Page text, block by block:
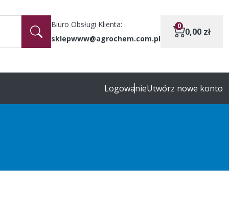
Biuro Obsługi Klienta:
sklepwww@agrochem.com.pl
0
0,00 zł
LogowanieUtwórz nowe konto